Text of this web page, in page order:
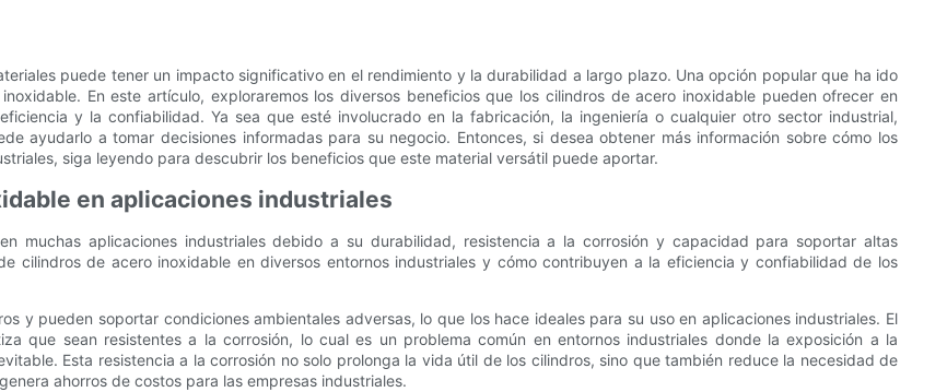
puede tener un impacto significativo en el rendimiento y la durabilidad a largo plazo. Una opción popular que ha ido
En este artículo, exploraremos los diversos beneficios que los cilindros de acero inoxidable pueden ofrecer en
y la confiabilidad. Ya sea que esté involucrado en la fabricación, la ingeniería o cualquier otro sector industrial,
ayudarlo a tomar decisiones informadas para su negocio. Entonces, si desea obtener más información sobre cómo los
siga leyendo para descubrir los beneficios que este material versátil puede aportar.
en aplicaciones industriales
muchas aplicaciones industriales debido a su durabilidad, resistencia a la corrosión y capacidad para soportar altas
cilindros de acero inoxidable en diversos entornos industriales y cómo contribuyen a la eficiencia y confiabilidad de los
y pueden soportar condiciones ambientales adversas, lo que los hace ideales para su uso en aplicaciones industriales. El
que sean resistentes a la corrosión, lo cual es un problema común en entornos industriales donde la exposición a la
Esta resistencia a la corrosión no solo prolonga la vida útil de los cilindros, sino que también reduce la necesidad de
ahorros de costos para las empresas industriales.